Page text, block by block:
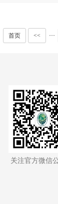
首页 << ···
关注官方微信